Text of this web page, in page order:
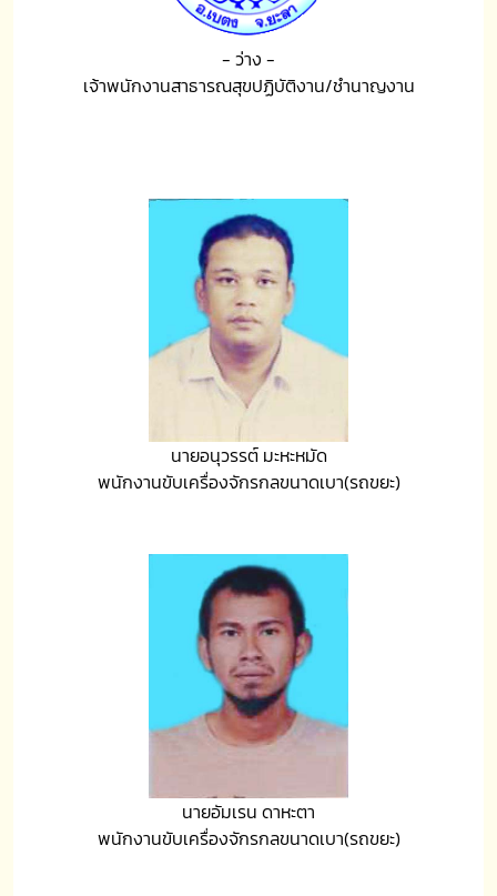
- ว่าง -
เจ้าพนักงานสาธารณสุขปฏิบัติงาน/ชำนาญงาน
นายอนุวรรต์ มะหะหมัด
พนักงานขับเครื่องจักรกลขนาดเบา(รถขยะ)
นายอัมเรน ดาหะตา
พนักงานขับเครื่องจักรกลขนาดเบา(รถขยะ)